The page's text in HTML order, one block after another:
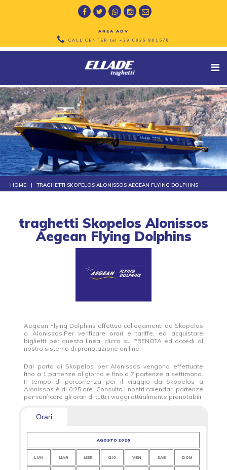
AREA ADV
CALL CENTER tel +39 0836 801578
HOME TRAGHETTI SKOPELOS ALONISSOS AEGEAN FLYING DOLPHINS
traghetti Skopelos Alonissos
Aegean Flying Dolphins
Aegean Flying Dolphins effettua collegamenti da Skopelos
a Alonissos.Per verificare orari e tariffe, ed acquistare
biglietti per questa linea, clicca su PRENOTA ed accedi al
nostro sistema di prenotazione on line
Dal porto di Skopelos per Alonissos vengono effettuate
fino a 1 partenze al giorno e fino a 7 partenze a settimana.
Il tempo di percorrenza per il viaggio da Skopelos a
Alonissos è di 0:25 ore. Consulta i nostri calendari partenze
per verificare gli orari di tutti i viaggi attualmente prenotabili.
Orari
AGOSTO 2026
LUN MAR MER GIO VEN SAB DOM